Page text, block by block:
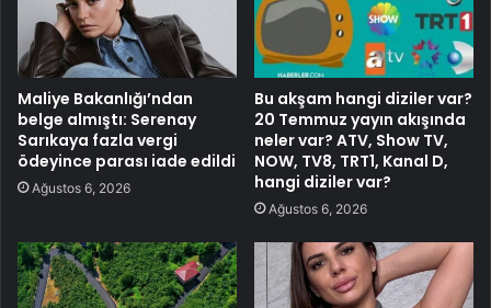
Maliye Bakanlığı’ndan
belge almıştı: Serenay
Sarıkaya fazla vergi
ödeyince parası iade edildi
Ağustos 6, 2026
Bu akşam hangi diziler var?
20 Temmuz yayın akışında
neler var? ATV, Show TV,
NOW, TV8, TRT1, Kanal D,
hangi diziler var?
Ağustos 6, 2026